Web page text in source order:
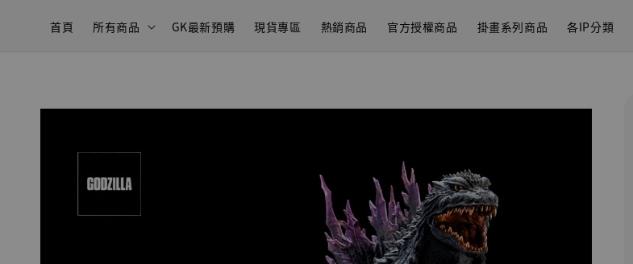
首頁 所有商品 GK最新預購 現貨專區 熱銷商品 官方授權商品 掛畫系列商品 各IP分類